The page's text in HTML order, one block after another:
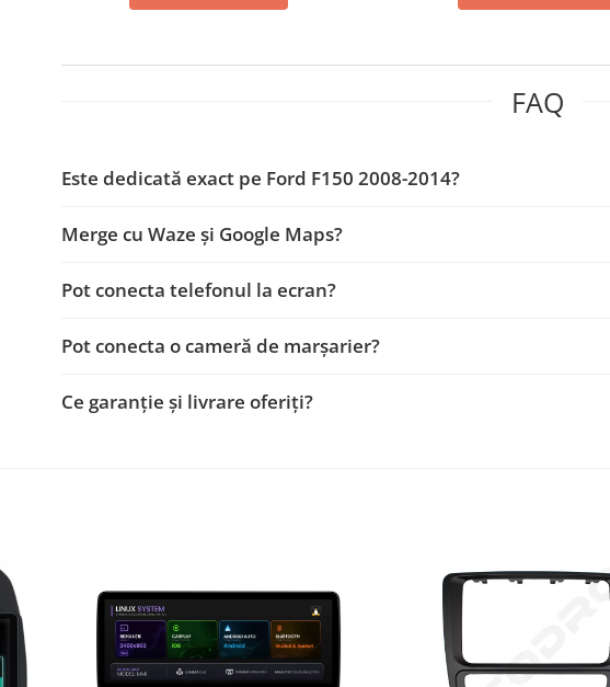
FAQ
Este dedicată exact pe Ford F150 2008-2014?
Merge cu Waze și Google Maps?
Pot conecta telefonul la ecran?
Pot conecta o cameră de marșarier?
Ce garanție și livrare oferiți?